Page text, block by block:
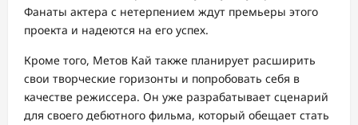
Фанаты актера с нетерпением ждут премьеры этого
проекта и надеются на его успех.
Кроме того, Метов Кай также планирует расширить
свои творческие горизонты и попробовать себя в
качестве режиссера. Он уже разрабатывает сценарий
для своего дебютного фильма, который обещает стать